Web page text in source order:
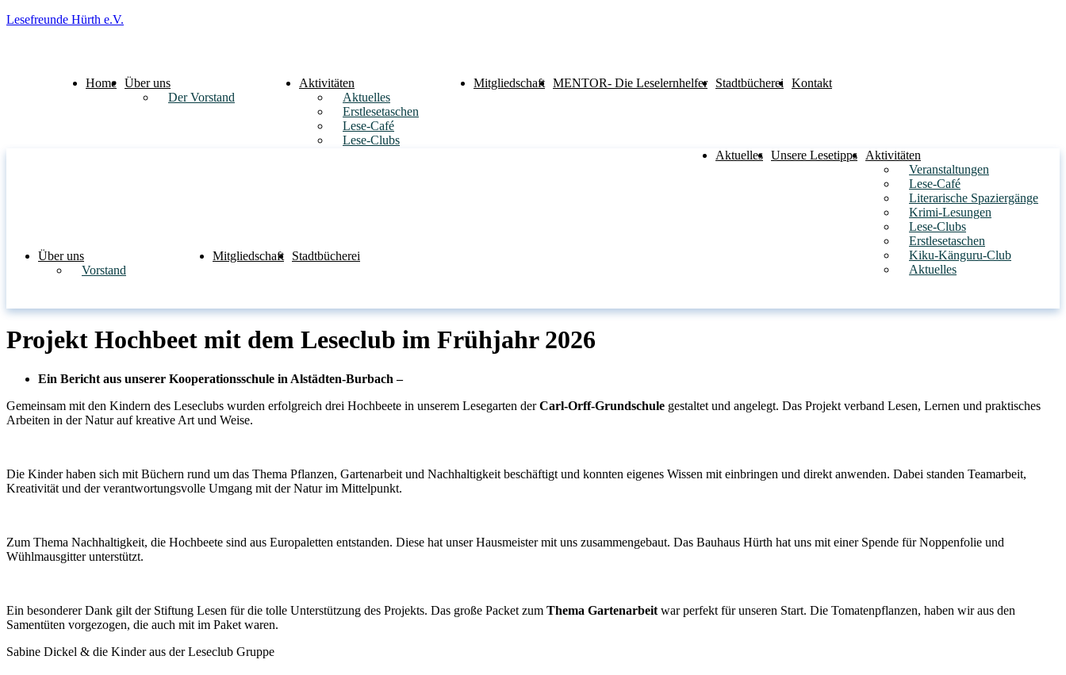
Lesefreunde Hürth e.V.
Home Über uns
Der Vorstand
Aktivitäten
Aktuelles
Erstlesetaschen
Lese-Café
Lese-Clubs
Mitgliedschaft MENTOR- Die Leselernhelfer Stadtbücherei Kontakt
Aktuelles Unsere Lesetipps
Aktivitäten
Veranstaltungen
Lese-Café
Literarische Spaziergänge
Krimi-Lesungen
Lese-Clubs
Erstlesetaschen
Kiku-Känguru-Club
Aktuelles
Über uns
Vorstand
Mitgliedschaft Stadtbücherei
Projekt Hochbeet mit dem Leseclub im Frühjahr 2026
Ein Bericht aus unserer Kooperationsschule in Alstädten-Burbach –
Gemeinsam mit den Kindern des Leseclubs wurden erfolgreich drei Hochbeete in unserem Lesegarten derCarl-Orff-Grundschule gestaltet und angelegt. Das Projekt verband Lesen, Lernen und praktisches
Arbeiten in der Natur auf kreative Art und Weise.
Die Kinder haben sich mit Büchern rund um das Thema Pflanzen, Gartenarbeit und Nachhaltigkeit beschäftigt und konnten eigenes Wissen mit einbringen und direkt anwenden. Dabei standen Teamarbeit,
Kreativität und der verantwortungsvolle Umgang mit der Natur im Mittelpunkt.
Zum Thema Nachhaltigkeit, die Hochbeete sind aus Europaletten entstanden. Diese hat unser Hausmeister mit uns zusammengebaut. Das Bauhaus Hürth hat uns mit einer Spende für Noppenfolie und
Wühlmausgitter unterstützt.
Ein besonderer Dank gilt der Stiftung Lesen für die tolle Unterstützung des Projekts. Das große Packet zum Thema Gartenarbeit war perfekt für unseren Start. Die Tomatenpflanzen, haben wir aus den
Samentüten vorgezogen, die auch mit im Paket waren.
Sabine Dickel & die Kinder aus der Leseclub Gruppe